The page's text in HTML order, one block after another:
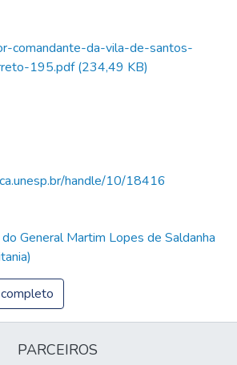
comandante-da-vila-de-santos-
195.pdf(234,49 KB)
handle/10/18416
General Martim Lopes de Saldanha
PARCEIROS